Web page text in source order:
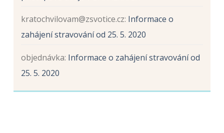
kratochvilovam@zsvotice.cz: Informace o
zahájení stravování od 25. 5. 2020
objednávka: Informace o zahájení stravování od
25. 5. 2020